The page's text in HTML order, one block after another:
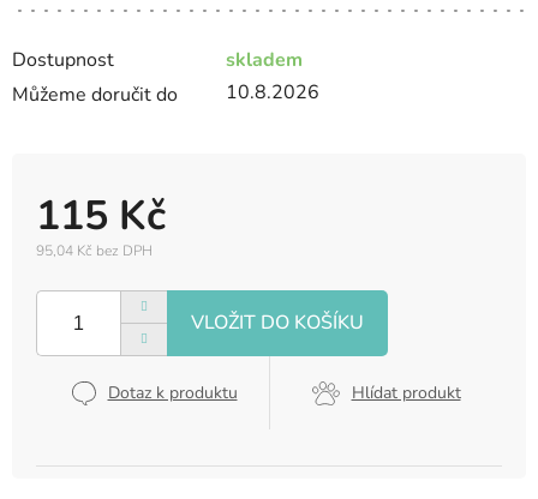
Dostupnost
skladem
Můžeme doručit do
10.8.2026
115 Kč
95,04 Kč bez DPH
cena:
Dotaz k produktu Hlídat produkt